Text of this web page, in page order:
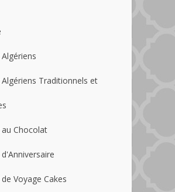
Traditionnels et
Chocolat
Voyage Cakes